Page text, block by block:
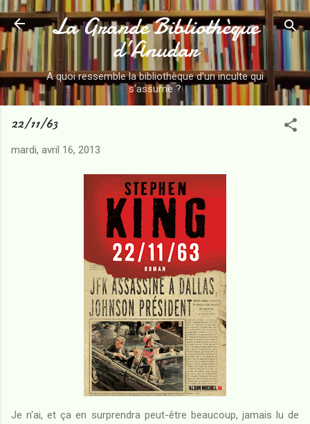
Accéder au contenu principal
La Grande Bibliothèque
d’Anudar
A quoi ressemble la bibliothèque d'un inculte qui
s'assume ?
22/11/63
mardi, avril 16, 2013
Je n'ai, et ça en surprendra peut-être beaucoup, jamais lu de